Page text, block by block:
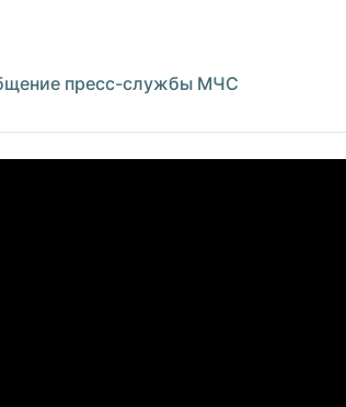
пресс-службы МЧС